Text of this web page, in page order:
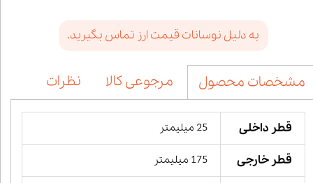
به دلیل نوسانات قیمت ارز تماس بگیرید.
مشخصات محصول مرجوعی کالا نظرات
قطر داخلی 25 میلیمتر
قطر خارجی 175 میلیمتر